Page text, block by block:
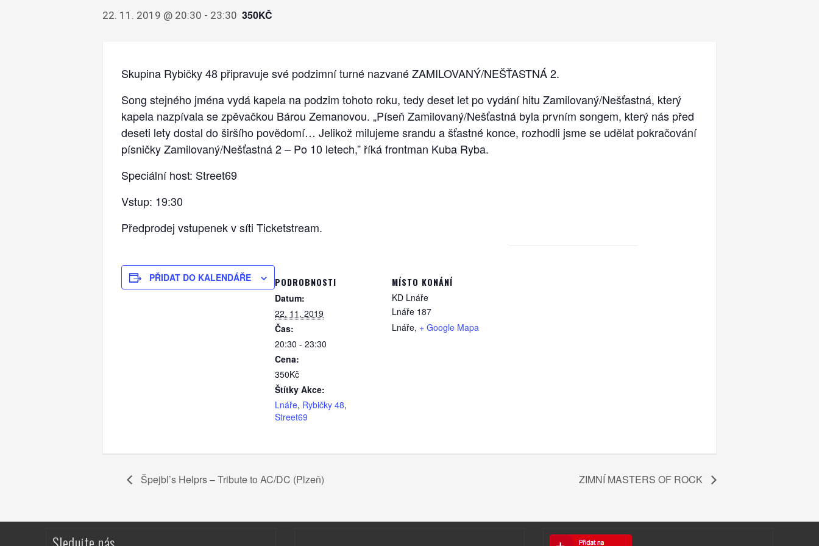
22. 11. 2019 @ 20:30 - 23:30 350KČ
Skupina Rybičky 48 připravuje své podzimní turné nazvané ZAMILOVANÝ/NEŠŤASTNÁ 2.
Song stejného jména vydá kapela na podzim tohoto roku, tedy deset let po vydání hitu Zamilovaný/Nešťastná, který
kapela nazpívala se zpěvačkou Bárou Zemanovou. „Píseň Zamilovaný/Nešťastná byla prvním songem, který nás před
deseti lety dostal do širšího povědomí… Jelikož milujeme srandu a šťastné konce, rozhodli jsme se udělat pokračování
písničky Zamilovaný/Nešťastná 2 – Po 10 letech,” říká frontman Kuba Ryba.
Speciální host: Street69
Vstup: 19:30
Předprodej vstupenek v síti Ticketstream.
PŘIDAT DO KALENDÁŘE PODROBNOSTI
Datum:
22. 11. 2019
Čas:
20:30 - 23:30
Cena:
350Kč
Štítky Akce:
Lnáře, Rybičky 48,
Street69
MÍSTO KONÁNÍ
KD Lnáře
Lnáře 187
Lnáře, + Google Mapa
Špejbl’s Helprs – Tribute to AC/DC (Plzeň) ZIMNÍ MASTERS OF ROCK